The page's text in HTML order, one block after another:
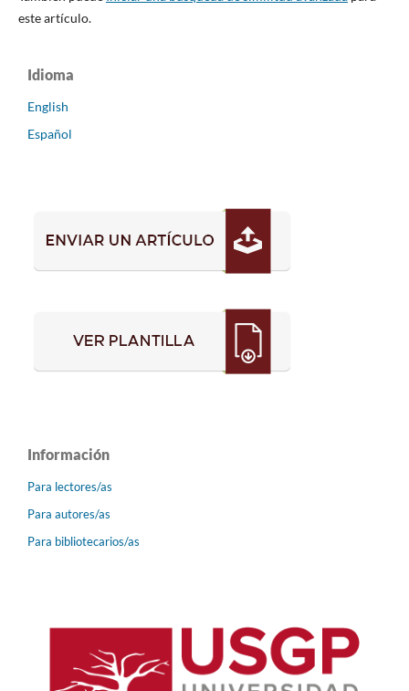
este artículo.
Idioma
English
Español
Información
Para lectores/as
Para autores/as
Para bibliotecarios/as